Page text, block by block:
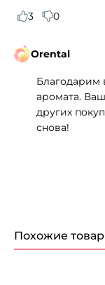
3
0
Orental
Благодарим
аромата.
других
снова!
Похожие